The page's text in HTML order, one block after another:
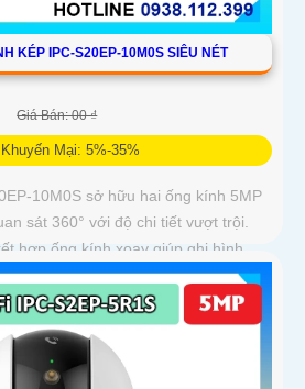
KÉP IPC-S20EP-10M0S SIÊU NÉT
Giá Bán: 00 ₫
Mại: 5%-35%
10M0S sở hữu hai ống kính 5MP
sát 360° với độ chi tiết vượt trội.
hợp ống kính xoay giúp ghi hình
sót điểm mù